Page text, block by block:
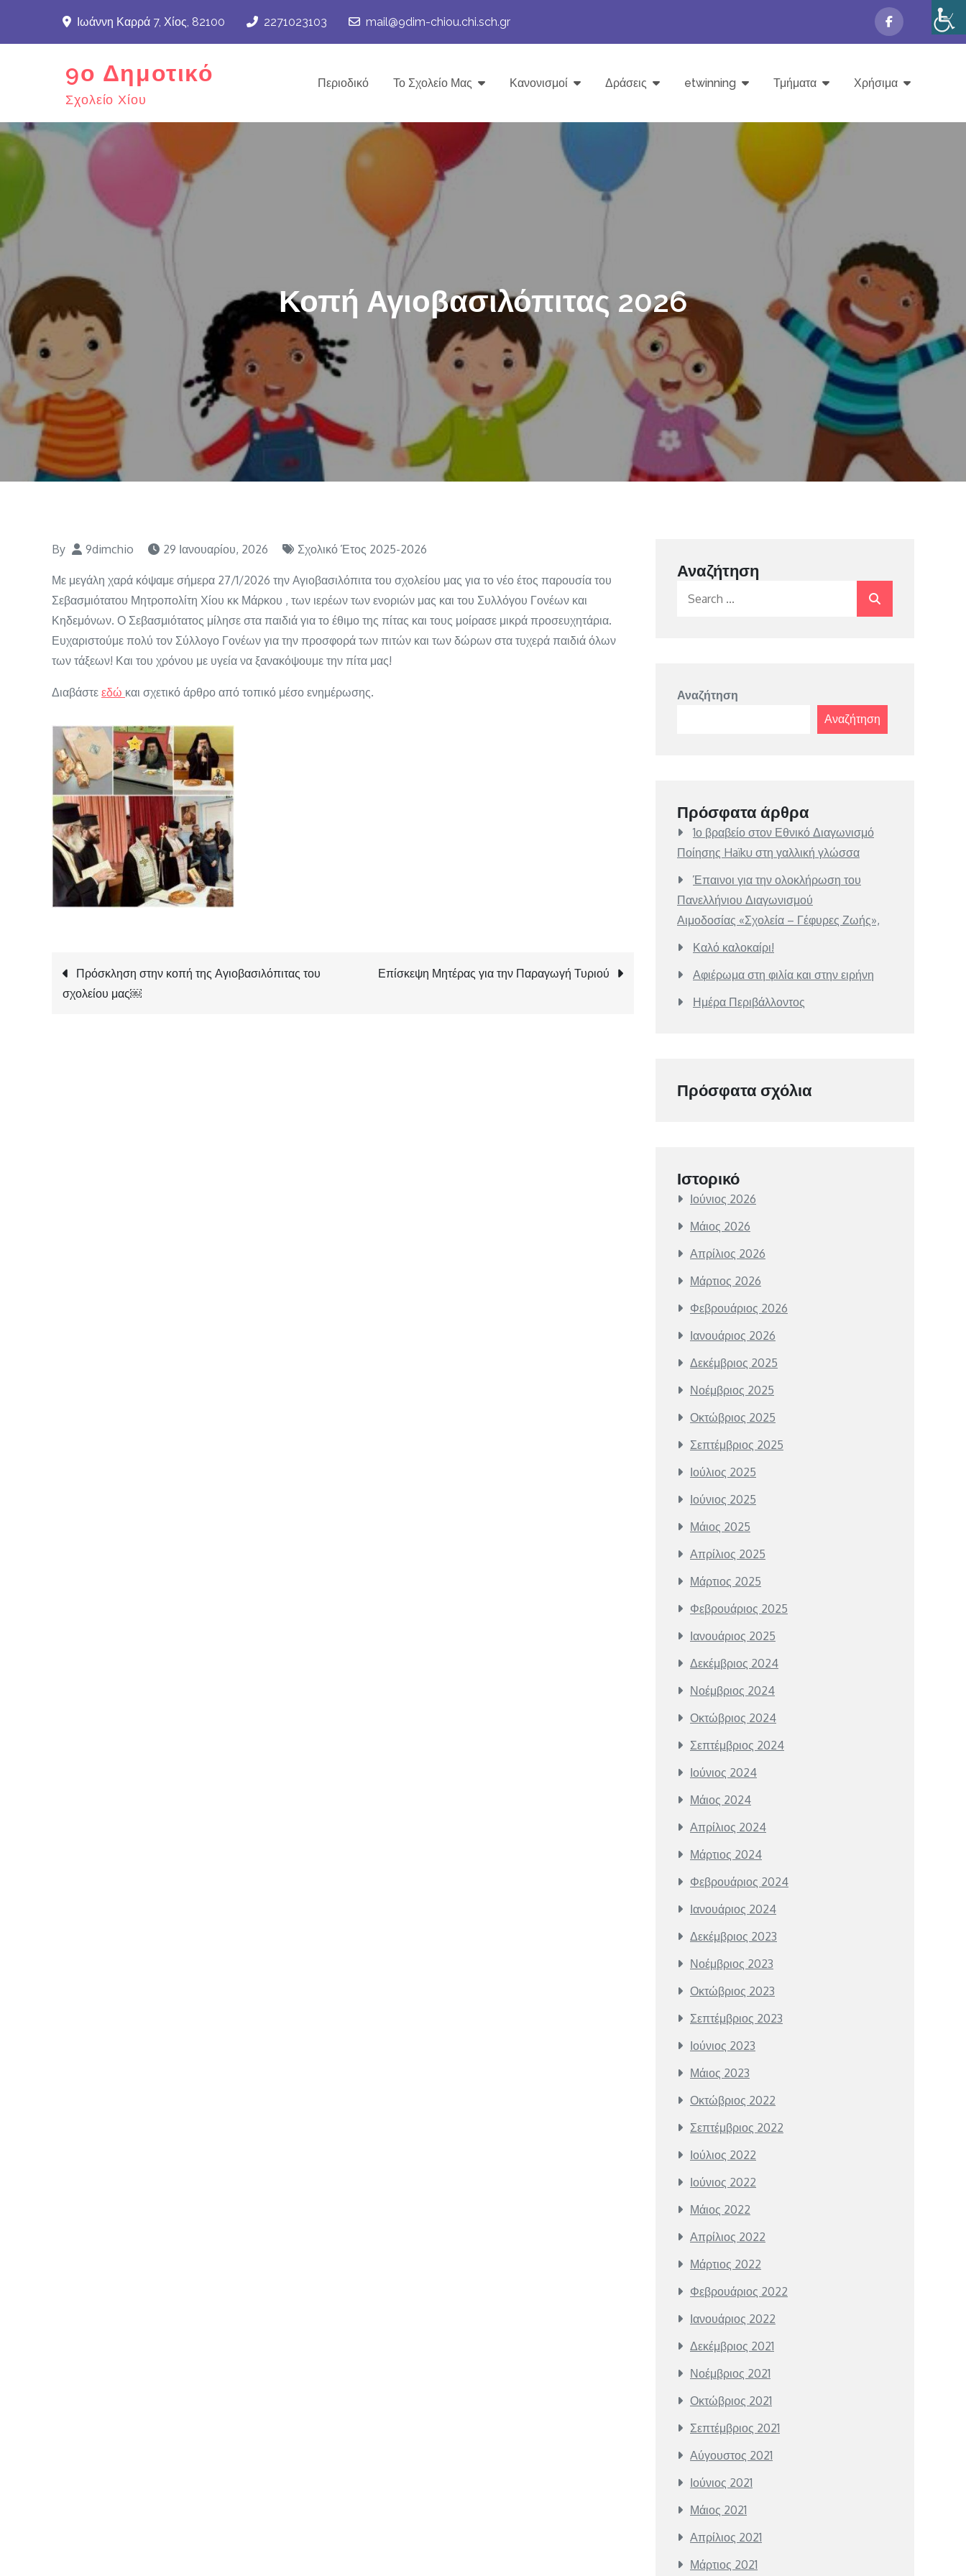
Ιωάννη Καρρά 7, Χίος, 82100 2271023103 mail@9dim-chiou.chi.sch.gr
9ο Δημοτικό
Σχολείο Χίου
Περιοδικό Το Σχολείο Μας Κανονισμοί Δράσεις etwinning Τμήματα Χρήσιμα
Κοπή Αγιοβασιλόπιτας 2026
By 9dimchio 29 Ιανουαρίου, 2026 Σχολικό Έτος 2025-2026
Με μεγάλη χαρά κόψαμε σήμερα 27/1/2026 την Aγιοβασιλόπιτα του σχολείου μας για το νέο έτος παρουσία του
Σεβασμιότατου Μητροπολίτη Χίου κκ Μάρκου , των ιερέων των ενοριών μας και του Συλλόγου Γονέων και
Κηδεμόνων. Ο Σεβασμιότατος μίλησε στα παιδιά για το έθιμο της πίτας και τους μοίρασε μικρά προσευχητάρια.
Ευχαριστούμε πολύ τον Σύλλογο Γονέων για την προσφορά των πιτών και των δώρων στα τυχερά παιδιά όλων
των τάξεων! Και του χρόνου με υγεία να ξανακόψουμε την πίτα μας!
Διαβάστε εδώ και σχετικό άρθρο από τοπικό μέσο ενημέρωσης.
Πλοήγηση
Πρόσκληση στην κοπή της Αγιοβασιλόπιτας του
σχολείου μας￼
Επίσκεψη Μητέρας για την Παραγωγή Τυριού
Αναζήτηση
Αναζήτηση
Αναζήτηση
Πρόσφατα άρθρα
1ο βραβείο στον Εθνικό Διαγωνισμό
Ποίησης Haïku στη γαλλική γλώσσα
Έπαινοι για την ολοκλήρωση του
Πανελλήνιου Διαγωνισμού
Αιμοδοσίας «Σχολεία – Γέφυρες Ζωής»,
Καλό καλοκαίρι!
Αφιέρωμα στη φιλία και στην ειρήνη
Ημέρα Περιβάλλοντος
Πρόσφατα σχόλια
Ιστορικό
Ιούνιος 2026
Μάιος 2026
Απρίλιος 2026
Μάρτιος 2026
Φεβρουάριος 2026
Ιανουάριος 2026
Δεκέμβριος 2025
Νοέμβριος 2025
Οκτώβριος 2025
Σεπτέμβριος 2025
Ιούλιος 2025
Ιούνιος 2025
Μάιος 2025
Απρίλιος 2025
Μάρτιος 2025
Φεβρουάριος 2025
Ιανουάριος 2025
Δεκέμβριος 2024
Νοέμβριος 2024
Οκτώβριος 2024
Σεπτέμβριος 2024
Ιούνιος 2024
Μάιος 2024
Απρίλιος 2024
Μάρτιος 2024
Φεβρουάριος 2024
Ιανουάριος 2024
Δεκέμβριος 2023
Νοέμβριος 2023
Οκτώβριος 2023
Σεπτέμβριος 2023
Ιούνιος 2023
Μάιος 2023
Οκτώβριος 2022
Σεπτέμβριος 2022
Ιούλιος 2022
Ιούνιος 2022
Μάιος 2022
Απρίλιος 2022
Μάρτιος 2022
Φεβρουάριος 2022
Ιανουάριος 2022
Δεκέμβριος 2021
Νοέμβριος 2021
Οκτώβριος 2021
Σεπτέμβριος 2021
Αύγουστος 2021
Ιούνιος 2021
Μάιος 2021
Απρίλιος 2021
Μάρτιος 2021